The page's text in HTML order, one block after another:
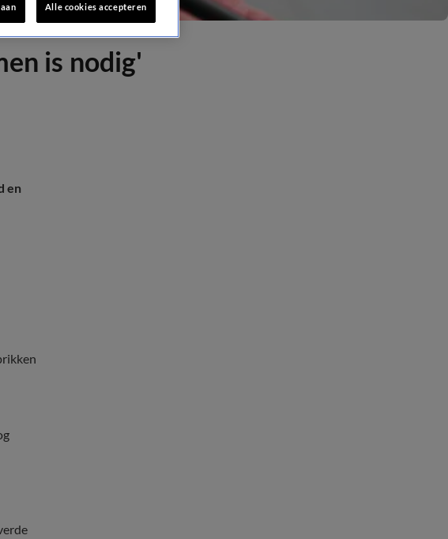
is nodig'
en
Alle cookies accepteren